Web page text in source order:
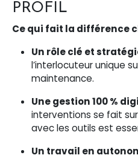
PROFIL
Ce qui fait la différence
Un rôle clé et
l’interlocuteur unique
maintenance.
Une gestion 100 %
interventions se fait
avec les outils est
Un travail en